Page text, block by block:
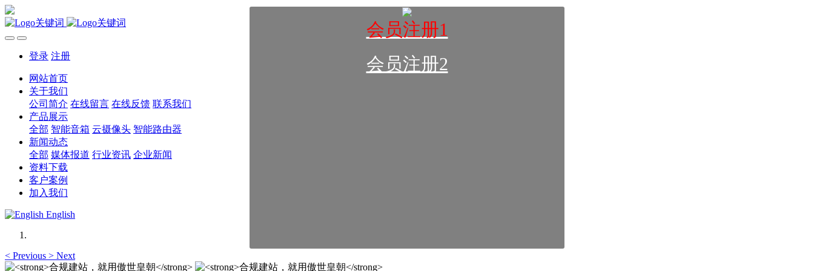
会员注册1
会员注册2
登录 注册
网站首页
关于我们
公司简介 在线留言 在线反馈 联系我们
产品展示
全部 智能音箱 云摄像头 智能路由器
新闻动态
全部 媒体报道 行业资讯 企业新闻
资料下载
客户案例
加入我们
English
< Previous > Next